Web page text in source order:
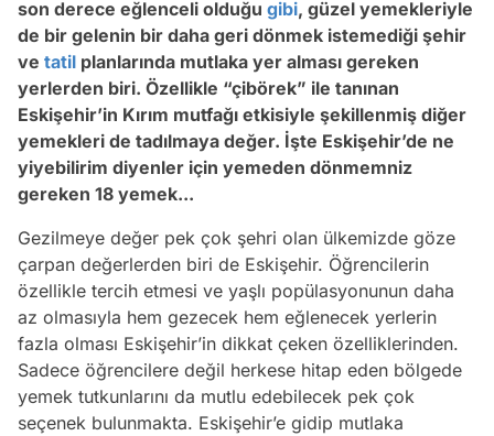
son derece eğlenceli olduğu gibi, güzel yemekleriyle
de bir gelenin bir daha geri dönmek istemediği şehir
ve tatil planlarında mutlaka yer alması gereken
yerlerden biri. Özellikle “çibörek” ile tanınan
Eskişehir’in Kırım mutfağı etkisiyle şekillenmiş diğer
yemekleri de tadılmaya değer. İşte Eskişehir’de ne
yiyebilirim diyenler için yemeden dönmemniz
gereken 18 yemek...
Gezilmeye değer pek çok şehri olan ülkemizde göze
çarpan değerlerden biri de Eskişehir. Öğrencilerin
özellikle tercih etmesi ve yaşlı popülasyonunun daha
az olmasıyla hem gezecek hem eğlenecek yerlerin
fazla olması Eskişehir’in dikkat çeken özelliklerinden.
Sadece öğrencilere değil herkese hitap eden bölgede
yemek tutkunlarını da mutlu edebilecek pek çok
seçenek bulunmakta. Eskişehir’e gidip mutlaka